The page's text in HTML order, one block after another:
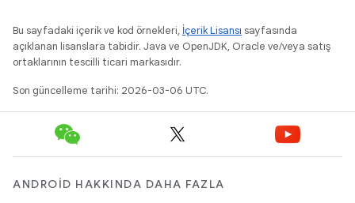
Bu sayfadaki içerik ve kod örnekleri, İçerik Lisansı sayfasında
açıklanan lisanslara tabidir. Java ve OpenJDK, Oracle ve/veya satış
ortaklarının tescilli ticari markasıdır.
Son güncelleme tarihi: 2026-03-06 UTC.
ANDROID HAKKINDA DAHA FAZLA